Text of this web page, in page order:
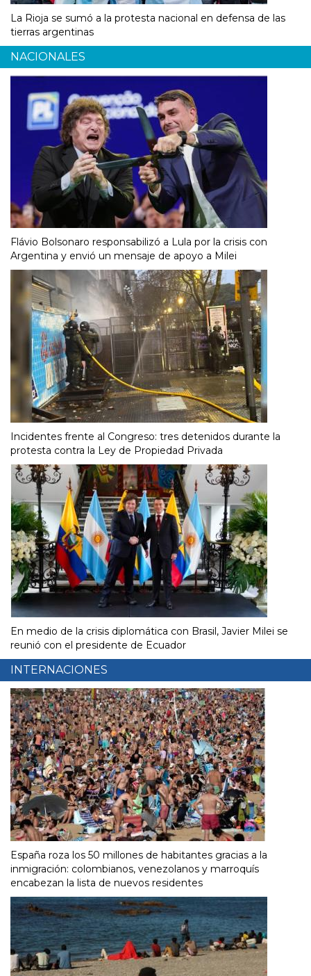
La Rioja se sumó a la protesta nacional en defensa de las
tierras argentinas
NACIONALES
Flávio Bolsonaro responsabilizó a Lula por la crisis con
Argentina y envió un mensaje de apoyo a Milei
Incidentes frente al Congreso: tres detenidos durante la
protesta contra la Ley de Propiedad Privada
En medio de la crisis diplomática con Brasil, Javier Milei se
reunió con el presidente de Ecuador
INTERNACIONES
España roza los 50 millones de habitantes gracias a la
inmigración: colombianos, venezolanos y marroquís
encabezan la lista de nuevos residentes